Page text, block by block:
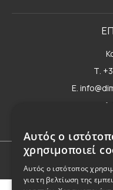
Τ.
E.
Αυτός ο
χρησιμοποιεί
Αυτός ο ιστότοπος
για τη βελτίωση της